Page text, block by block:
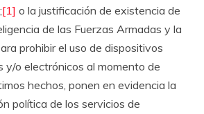
[1] o la justificación de existencia de
de las Fuerzas Armadas y la
prohibir el uso de dispositivos
y/o electrónicos al momento de
hechos, ponen en evidencia la
política de los servicios de